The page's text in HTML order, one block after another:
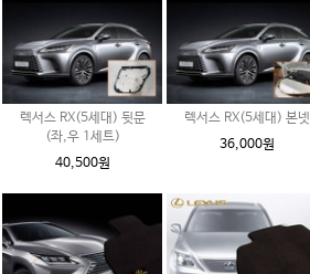
렉서스 RX(5세대) 뒷문
(좌,우 1세트)
40,500원
렉서스 RX(5세대) 본넷
36,000원